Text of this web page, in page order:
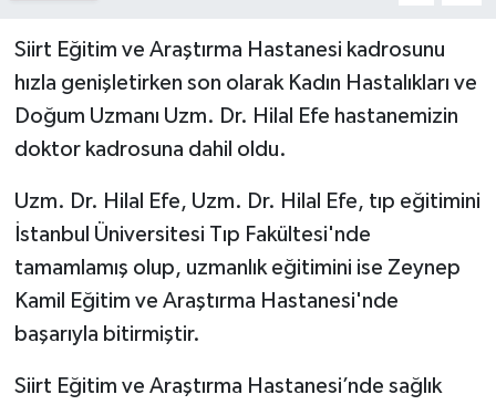
Siirt Eğitim ve Araştırma Hastanesi kadrosunu
hızla genişletirken son olarak Kadın Hastalıkları ve
Doğum Uzmanı Uzm. Dr. Hilal Efe hastanemizin
doktor kadrosuna dahil oldu.
Uzm. Dr. Hilal Efe, Uzm. Dr. Hilal Efe, tıp eğitimini
İstanbul Üniversitesi Tıp Fakültesi'nde
tamamlamış olup, uzmanlık eğitimini ise Zeynep
Kamil Eğitim ve Araştırma Hastanesi'nde
başarıyla bitirmiştir.
Siirt Eğitim ve Araştırma Hastanesi’nde sağlık